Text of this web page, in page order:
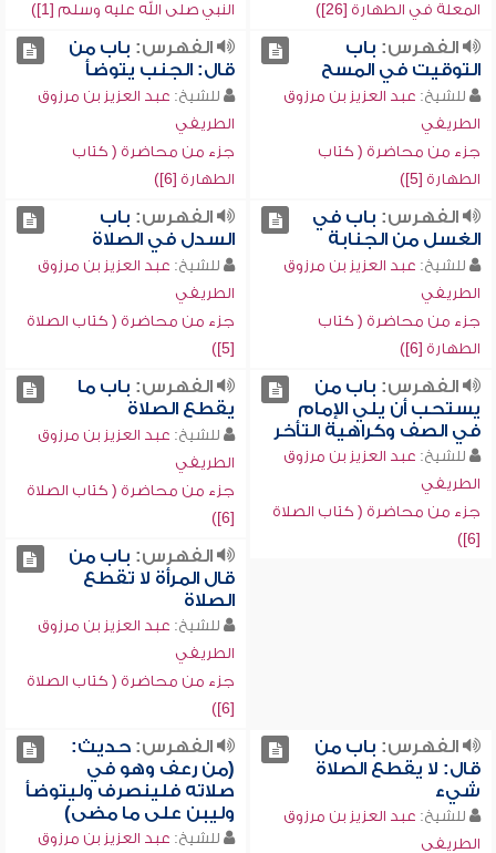
المعلة في الطهارة [26])
النبي صلى الله عليه وسلم [1])
الفهرس: باب
التوقيت في المسح
للشيخ: عبد العزيز بن مرزوق
الطريفي
جزء من محاضرة ( كتاب
الطهارة [5])
الفهرس: باب من
قال: الجنب يتوضأ
للشيخ: عبد العزيز بن مرزوق
الطريفي
جزء من محاضرة ( كتاب
الطهارة [6])
الفهرس: باب في
الغسل من الجنابة
للشيخ: عبد العزيز بن مرزوق
الطريفي
جزء من محاضرة ( كتاب
الطهارة [6])
الفهرس: باب
السدل في الصلاة
للشيخ: عبد العزيز بن مرزوق
الطريفي
جزء من محاضرة ( كتاب الصلاة
[5])
الفهرس: باب من
يستحب أن يلي الإمام
في الصف وكراهية التأخر
للشيخ: عبد العزيز بن مرزوق
الطريفي
جزء من محاضرة ( كتاب الصلاة
[6])
الفهرس: باب ما
يقطع الصلاة
للشيخ: عبد العزيز بن مرزوق
الطريفي
جزء من محاضرة ( كتاب الصلاة
[6])
الفهرس: باب من
قال المرأة لا تقطع
الصلاة
للشيخ: عبد العزيز بن مرزوق
الطريفي
جزء من محاضرة ( كتاب الصلاة
[6])
الفهرس: باب من
قال: لا يقطع الصلاة
شيء
للشيخ: عبد العزيز بن مرزوق
الطريفي
الفهرس:حديث:
(من رعف وهو في
صلاته فلينصرف وليتوضأ
وليبن على ما مضى)
للشيخ: عبد العزيز بن مرزوق